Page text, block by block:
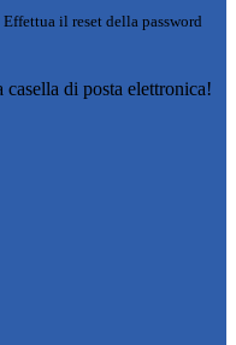
il reset della password
di posta elettronica!